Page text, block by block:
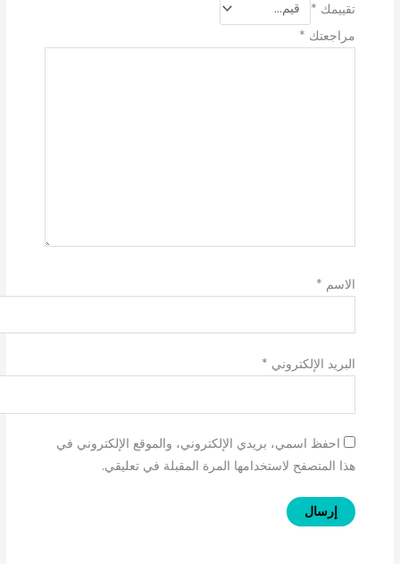
تقييمك *
مراجعتك *
الاسم *
البريد الإلكتروني *
احفظ اسمي، بريدي الإلكتروني، والموقع الإلكتروني في
هذا المتصفح لاستخدامها المرة المقبلة في تعليقي.